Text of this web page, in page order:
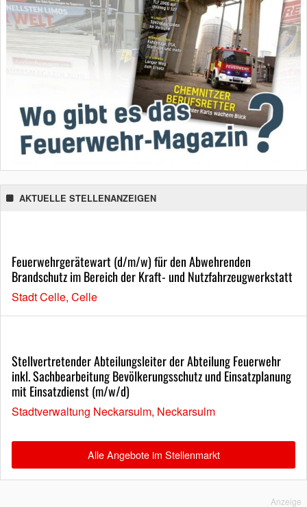
AKTUELLE STELLENANZEIGEN
Feuerwehrgerätewart (d/m/w) für den Abwehrenden
Brandschutz im Bereich der Kraft- und Nutzfahrzeugwerkstatt
Stadt Celle, Celle
Stellvertretender Abteilungsleiter der Abteilung Feuerwehr
inkl. Sachbearbeitung Bevölkerungsschutz und Einsatzplanung
mit Einsatzdienst (m/w/d)
Stadtverwaltung Neckarsulm, Neckarsulm
Alle Angebote im Stellenmarkt
Anzeige